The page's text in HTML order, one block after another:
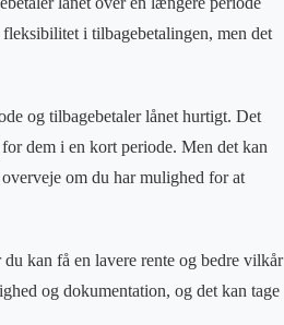
i tilbagebetalingen, men det
og tilbagebetaler lånet hurtigt. Det
dem i en kort periode. Men det kan
om du har mulighed for at
kan få en lavere rente og bedre vilkår
og dokumentation, og det kan tage